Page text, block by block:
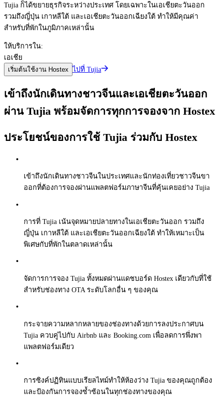
Tujia ก็ได้ขยายธุรกิจระหว่างประเทศ โดยเฉพาะในเอเชียตะวันออก
รวมถึงญี่ปุ่น เกาหลีใต้ และเอเชียตะวันออกเฉียงใต้ ทำให้มีคุณค่า
สำหรับที่พักในภูมิภาคเหล่านั้น
ให้บริการใน:
เอเชีย
เริ่มต้นใช้งาน Hostex ไปที่ Tujia
เข้าถึงนักเดินทางชาวจีนและเอเชียตะวันออก
ผ่าน Tujia พร้อมจัดการทุกการจองจาก Hostex
ประโยชน์ของการใช้ Tujia ร่วมกับ Hostex
เข้าถึงนักเดินทางชาวจีนในประเทศและนักท่องเที่ยวชาวจีนขา
ออกที่ต้องการจองผ่านแพลตฟอร์มภาษาจีนที่คุ้นเคยอย่าง Tujia
การที่ Tujia เน้นจุดหมายปลายทางในเอเชียตะวันออก รวมถึง
ญี่ปุ่น เกาหลีใต้ และเอเชียตะวันออกเฉียงใต้ ทำให้เหมาะเป็น
พิเศษกับที่พักในตลาดเหล่านั้น
จัดการการจอง Tujia ทั้งหมดผ่านแดชบอร์ด Hostex เดียวกับที่ใช้
สำหรับช่องทาง OTA ระดับโลกอื่น ๆ ของคุณ
กระจายความหลากหลายของช่องทางด้วยการลงประกาศบน
Tujia ควบคู่ไปกับ Airbnb และ Booking.com เพื่อลดการพึ่งพา
แพลตฟอร์มเดียว
การซิงค์ปฏิทินแบบเรียลไทม์ทำให้ห้องว่าง Tujia ของคุณถูกต้อง
และป้องกันการจองซ้ำซ้อนในทุกช่องทางของคุณ